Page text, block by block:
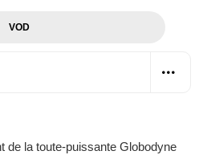
VOD
de la toute-puissante Globodyne